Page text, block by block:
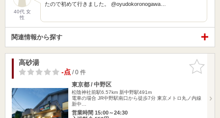
40代 女
性
たので初めて行きました。 @oyudokoronogawa…
関連情報から探す
お気に入
りに追加
高砂湯
-点/ 0 件
東京都 / 中野区
松陰神社前駅6.57km 新中野駅491m
電車の場合 JR中野駅南口から徒歩7分 東京メトロ丸ノ内線
新中…
営業時間 15:00～24:30